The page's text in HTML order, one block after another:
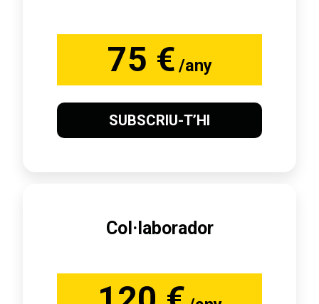
75 € /any
SUBSCRIU-T’HI
Col·laborador